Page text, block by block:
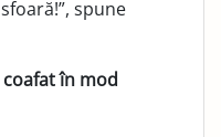
spune
în mod